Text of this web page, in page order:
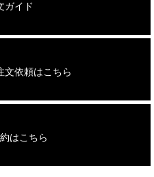
ガイド
依頼はこちら
はこちら